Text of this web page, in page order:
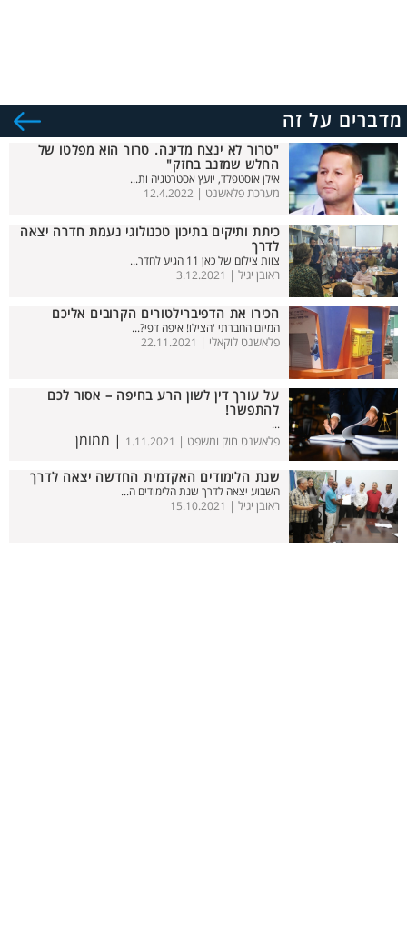
מדברים על זה
"טרור לא ינצח מדינה. טרור הוא מפלטו של
החלש שמזנב בחזק"
אילן אוסטפלד, יועץ אסטרטגיה ות...
מערכת פלאשנט | 12.4.2022
כיתת ותיקים בתיכון טכנולוגי נעמת חדרה יצאה
לדרך
צוות צילום של כאן 11 הגיע לחדר...
ראובן יגיל | 3.12.2021
הכירו את הדפיברילטורים הקרובים אליכם
המיזם החברתי 'הצילו! איפה דפי?...
פלאשנט לוקאלי | 22.11.2021
על עורך דין לשון הרע בחיפה – אסור לכם
להתפשר!
...
פלאשנט חוק ומשפט | 1.11.2021 | ממומן
שנת הלימודים האקדמית החדשה יצאה לדרך
השבוע יצאה לדרך שנת הלימודים ה...
ראובן יגיל | 15.10.2021